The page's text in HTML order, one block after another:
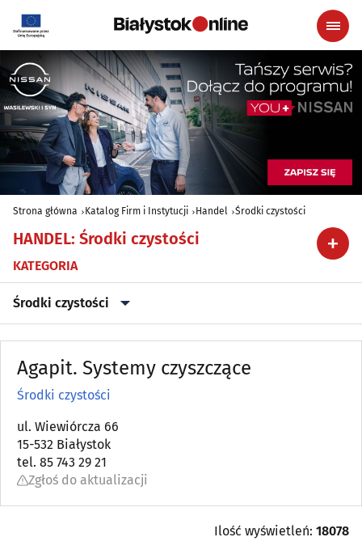
Strona główna Katalog Firm i Instytucji Handel Środki czystości
HANDEL: Środki czystości
KATEGORIA
Środki czystości
Alkohol, Piwo, Wino, Wyroby spirytusowe(20)
Anteny(6)
Antykwariaty(5)
Artykuły dziecięce
Artykuły i sprzęt gospodarstwa domowego (AGD)(17)
Agapit. Systemy czyszczące
Środki czystości
ul. Wiewiórcza 66
15-532 Białystok
tel. 85 743 29 21
Zgłoś do aktualizacji
Ilość wyświetleń: 18078